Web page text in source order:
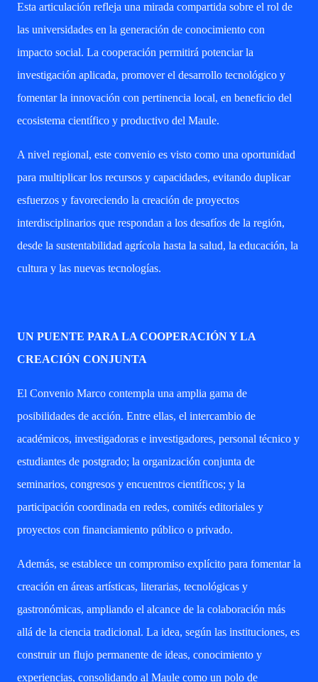
Esta articulación refleja una mirada compartida sobre el rol de
las universidades en la generación de conocimiento con
impacto social. La cooperación permitirá potenciar la
investigación aplicada, promover el desarrollo tecnológico y
fomentar la innovación con pertinencia local, en beneficio del
ecosistema científico y productivo del Maule.
A nivel regional, este convenio es visto como una oportunidad
para multiplicar los recursos y capacidades, evitando duplicar
esfuerzos y favoreciendo la creación de proyectos
interdisciplinarios que respondan a los desafíos de la región,
desde la sustentabilidad agrícola hasta la salud, la educación, la
cultura y las nuevas tecnologías.
UN PUENTE PARA LA COOPERACIÓN Y LA
CREACIÓN CONJUNTA
El Convenio Marco contempla una amplia gama de
posibilidades de acción. Entre ellas, el intercambio de
académicos, investigadoras e investigadores, personal técnico y
estudiantes de postgrado; la organización conjunta de
seminarios, congresos y encuentros científicos; y la
participación coordinada en redes, comités editoriales y
proyectos con financiamiento público o privado.
Además, se establece un compromiso explícito para fomentar la
creación en áreas artísticas, literarias, tecnológicas y
gastronómicas, ampliando el alcance de la colaboración más
allá de la ciencia tradicional. La idea, según las instituciones, es
construir un flujo permanente de ideas, conocimiento y
experiencias, consolidando al Maule como un polo de